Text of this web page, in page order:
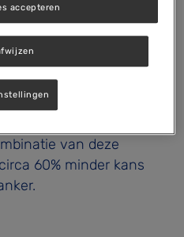
3 jaar lang
IU vitamine D (50
het risico op het
gezonde,
van deze
60% minder kans
accepteren